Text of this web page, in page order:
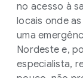
no acesso à
locais onde
uma
Nordeste e,
especialista,